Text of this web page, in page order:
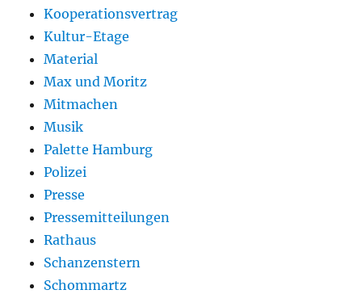
Kooperationsvertrag
Kultur-Etage
Material
Max und Moritz
Mitmachen
Musik
Palette Hamburg
Polizei
Presse
Pressemitteilungen
Rathaus
Schanzenstern
Schommartz